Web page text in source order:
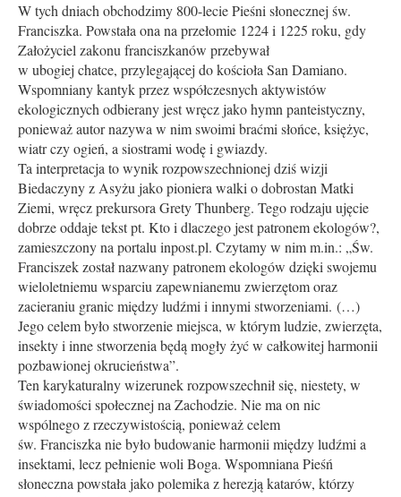
W tych dniach obchodzimy 800-lecie Pieśni słonecznej św.
Franciszka. Powstała ona na przełomie 1224 i 1225 roku, gdy
Założyciel zakonu franciszkanów przebywał
w ubogiej chatce, przylegającej do kościoła San Damiano.
Wspomniany kantyk przez współczesnych aktywistów
ekologicznych odbierany jest wręcz jako hymn panteistyczny,
ponieważ autor nazywa w nim swoimi braćmi słońce, księżyc,
wiatr czy ogień, a siostrami wodę i gwiazdy.
Ta interpretacja to wynik rozpowszechnionej dziś wizji
Biedaczyny z Asyżu jako pioniera walki o dobrostan Matki
Ziemi, wręcz prekursora Grety Thunberg. Tego rodzaju ujęcie
dobrze oddaje tekst pt. Kto i dlaczego jest patronem ekologów?,
zamieszczony na portalu inpost.pl. Czytamy w nim m.in.: „Św.
Franciszek został nazwany patronem ekologów dzięki swojemu
wieloletniemu wsparciu zapewnianemu zwierzętom oraz
zacieraniu granic między ludźmi i innymi stworzeniami. (…)
Jego celem było stworzenie miejsca, w którym ludzie, zwierzęta,
insekty i inne stworzenia będą mogły żyć w całkowitej harmonii
pozbawionej okrucieństwa”.
Ten karykaturalny wizerunek rozpowszechnił się, niestety, w
świadomości społecznej na Zachodzie. Nie ma on nic
wspólnego z rzeczywistością, ponieważ celem
św. Franciszka nie było budowanie harmonii między ludźmi a
insektami, lecz pełnienie woli Boga. Wspomniana Pieśń
słoneczna powstała jako polemika z herezją katarów, którzy